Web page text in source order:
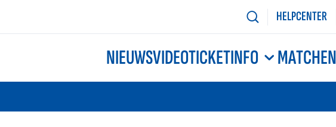
HELPCENTER
NIEUWSVIDEOTICKETINFO MATCHEN